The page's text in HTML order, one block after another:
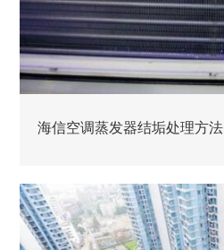
海信空调蒸发器结垢处理方法